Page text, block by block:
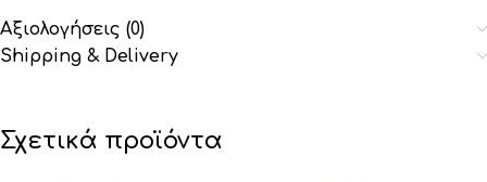
Αξιολογήσεις (0)
Shipping & Delivery
Σχετικά προϊόντα